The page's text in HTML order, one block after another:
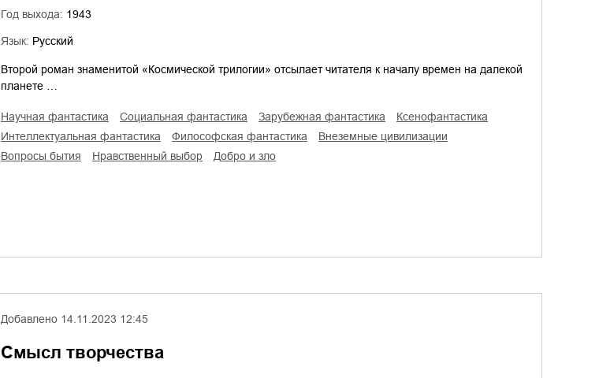
Год выхода: 1943
Язык: Русский
Второй роман знаменитой «Космической трилогии» отсылает читателя к началу времен на далекой
планете …
научная фантастика социальная фантастика зарубежная фантастика
ксенофантастика
интеллектуальная фантастика
философская фантастика
внеземные цивилизации
вопросы бытия
нравственный выбор добро и зло
Добавлено 14.11.2023 12:45
Смысл творчества